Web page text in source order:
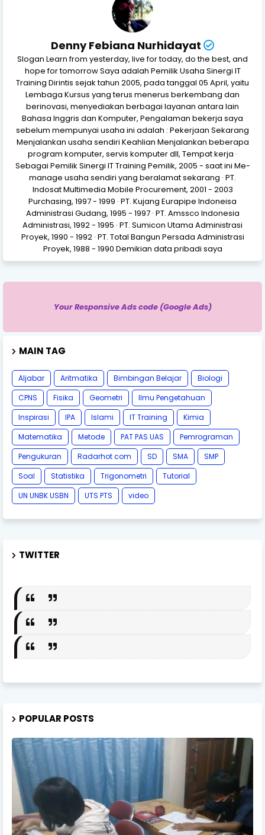
Denny Febiana Nurhidayat
Slogan Learn from yesterday, live for today, do the best, and
hope for tomorrow Saya adalah Pemilik Usaha Sinergi IT
Training Dirintis sejak tahun 2005, pada tanggal 05 April, yaitu
Lembaga Kursus yang terus menerus berkembang dan
berinovasi, menyediakan berbagai layanan antara lain
Bahasa Inggris dan Komputer, Pengalaman bekerja saya
sebelum mempunyai usaha ini adalah : Pekerjaan Sekarang
Menjalankan usaha sendiri Keahlian Menjalankan beberapa
program komputer, servis komputer dll, Tempat kerja ·
Sebagai Pemilik Sinergi IT Training Pemilik, 2005 - saat ini Me-
manage usaha sendiri yang beralamat sekarang · PT.
Indosat Multimedia Mobile Procurement, 2001 - 2003
Purchasing, 1997 - 1999 · PT. Kujang Eurapipe Indoneisa
Administrasi Gudang, 1995 - 1997 · PT. Amssco Indonesia
Administrasi, 1992 - 1995 · PT. Sumicon Utama Administrasi
Proyek, 1990 - 1992 · PT. Total Bangun Persada Administrasi
Proyek, 1988 - 1990 Demikian data pribadi saya
Your Responsive Ads code (Google Ads)
MAIN TAG
Aljabar Aritmatika Bimbingan Belajar
Biologi
CPNS
Fisika Geometri
Ilmu Pengetahuan
Inspirasi
IPA Islami IT Training
Kimia
Matematika
Metode PAT PAS UAS
Pemrograman
Pengukuran
Radarhot com SD SMA
SMP
Soal
Statistika Trigonometri
Tutorial
UN UNBK USBN
UTS PTS video
TWITTER
POPULAR POSTS